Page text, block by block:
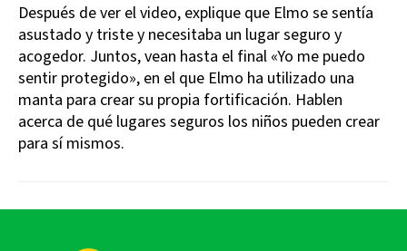
Después de ver el video, explique que Elmo se sentía
asustado y triste y necesitaba un lugar seguro y
acogedor. Juntos, vean hasta el final «Yo me puedo
sentir protegido», en el que Elmo ha utilizado una
manta para crear su propia fortificación. Hablen
acerca de qué lugares seguros los niños pueden crear
para sí mismos.